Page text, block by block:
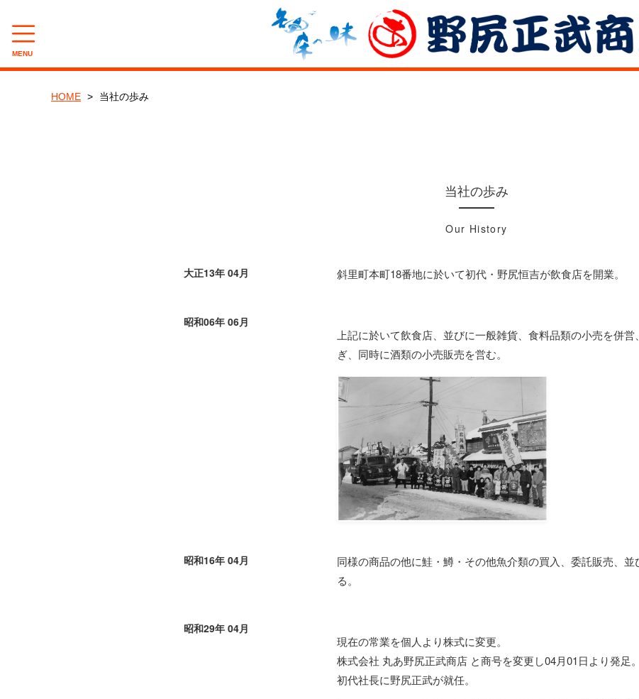
MENU
HOME 当社の歩み
当社の歩み
Our History
大正13年 04月 斜里町本町18番地に於いて初代・野尻恒吉が飲食店を開業。
昭和06年 06月
上記に於いて飲食店、並びに一般雑貨、食料品類の小売を併
ぎ、同時に酒類の小売販売を営む。
昭和16年 04月
同様の商品の他に鮭・鱒・その他魚介類の買入、委託販売、
る。
昭和29年 04月
現在の常業を個人より株式に変更。
株式会社 丸あ野尻正武商店 と商号を変更し04月01日より発足。
初代社長に野尻正武が就任。